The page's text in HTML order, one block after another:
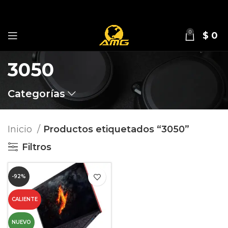
0 $ 0
3050
Categorías
Inicio
Productos etiquetados “3050”
Filtros
-92%
CALIENTE
NUEVO